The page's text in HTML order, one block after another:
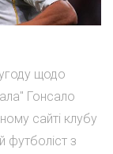
щодо
Гонсало
сайті клубу
футболіст з